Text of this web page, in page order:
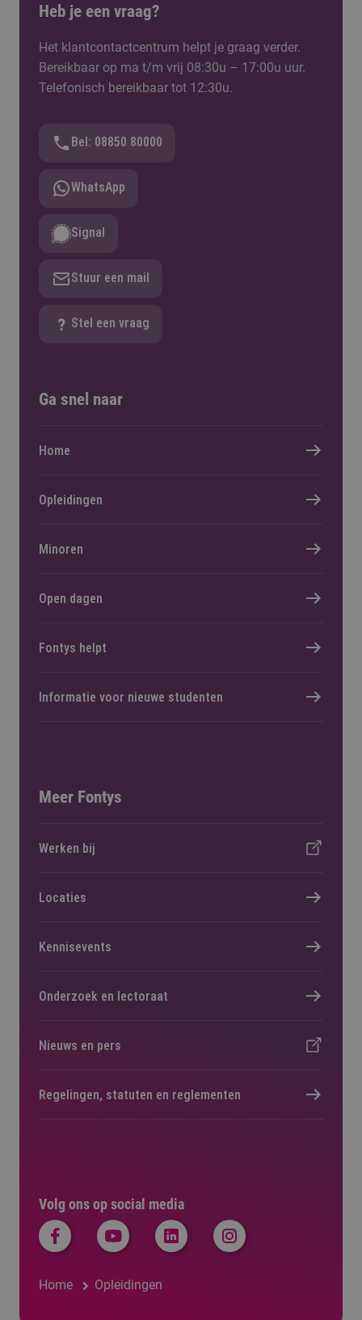
Heb je een vraag?
Het klantcontactcentrum helpt je graag verder.
Bereikbaar op ma t/m vrij 08:30u – 17:00u uur.
Telefonisch bereikbaar tot 12:30u.
Bel: 08850 80000
WhatsApp
Signal
Stuur een mail
Stel een vraag
Volg ons op social media
Home Opleidingen
Ga snel naar
Home
Opleidingen
Minoren
Open dagen
Fontys helpt
Informatie voor nieuwe studenten
Meer Fontys
Werken bij
Locaties
Kennisevents
Onderzoek en lectoraat
Nieuws en pers
Regelingen, statuten en reglementen